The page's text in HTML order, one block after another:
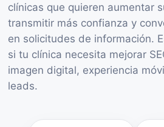
clínicas que quieren aumentar
transmitir más confianza y
en solicitudes de información.
si tu clínica necesita mejorar
imagen digital, experiencia
leads.